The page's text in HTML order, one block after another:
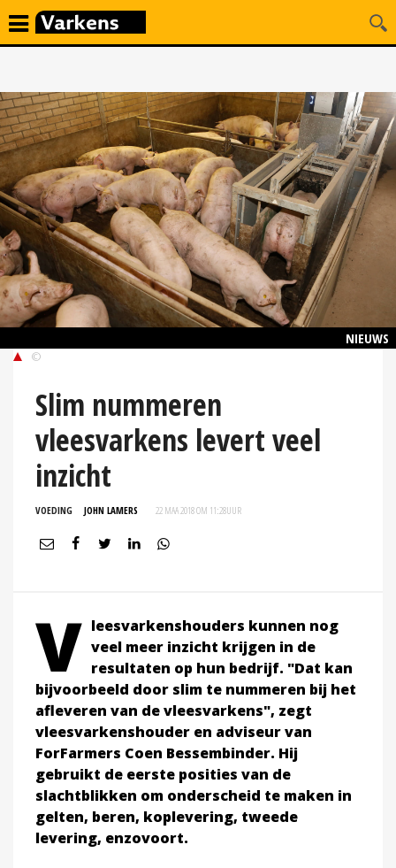
NIEUWS
©
Slim nummeren
vleesvarkens levert veel
inzicht
VOEDING JOHN LAMERS 22 MAA 2018 OM 11:28UUR
V leesvarkenshouders kunnen nog
veel meer inzicht krijgen in de
resultaten op hun bedrijf. "Dat kan
bijvoorbeeld door slim te nummeren bij het
afleveren van de vleesvarkens", zegt
vleesvarkenshouder en adviseur van
ForFarmers Coen Bessembinder. Hij
gebruikt de eerste posities van de
slachtblikken om onderscheid te maken in
gelten, beren, koplevering, tweede
levering, enzovoort.